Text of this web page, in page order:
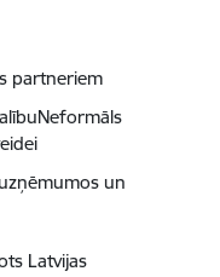
partneriem
un
Latvijas